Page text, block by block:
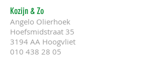
Kozijn & Zo
Angelo Olierhoek
Hoefsmidstraat 35
3194 AA Hoogvliet
010 438 28 05